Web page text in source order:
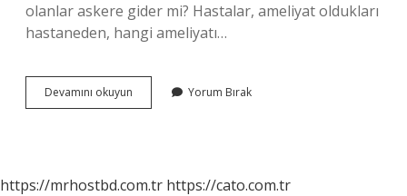
olanlar askere gider mi? Hastalar, ameliyat oldukları
hastaneden, hangi ameliyatı…
Devamını okuyun
Ameliyatı
Yorum Bırak
https://mrhostbd.com.tr https://cato.com.tr